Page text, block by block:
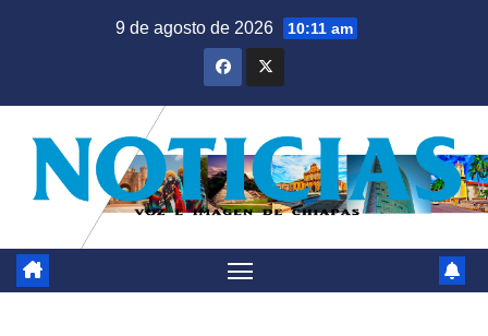
9 de agosto de 2026 10:11 am